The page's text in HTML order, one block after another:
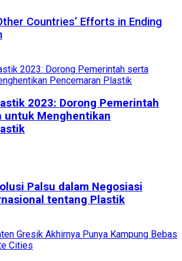
Countries’ Efforts in Ending
2023: Dorong Pemerintah
untuk Menghentikan
Palsu dalam Negosiasi
tentang Plastik